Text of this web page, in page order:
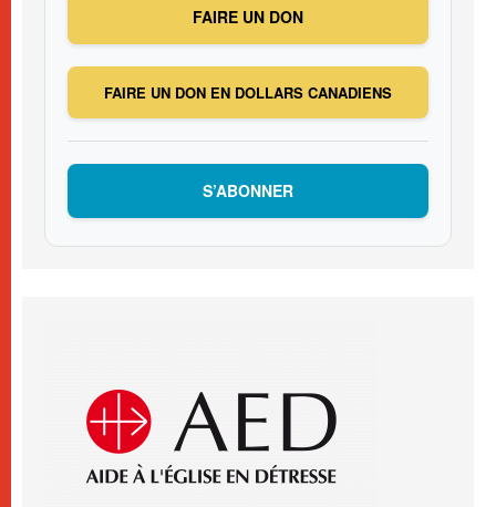
FAIRE UN DON
FAIRE UN DON EN DOLLARS CANADIENS
S’ABONNER